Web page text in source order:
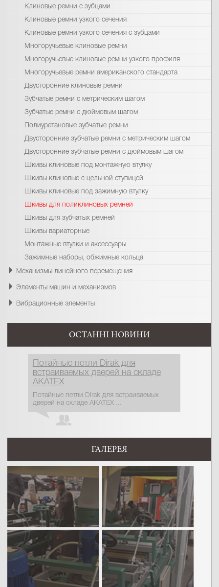
Клиновые ремни с зубцами
Клиновые ремни узкого сечения
Клиновые ремни узкого сечения с зубцами
Многоручьевые клиновые ремни
Многоручьевые клиновые ремни узкого профиля
Многоручьевые ремни американского стандарта
Двусторонние клиновые ремни
Зубчатые ремни с метрическим шагом
Зубчатые ремни с дюймовым шагом
Полиуретановые зубчатые ремни
Двусторонние зубчатые ремни с метрическим шагом
Двусторонние зубчатые ремни с дюймовым шагом
Шкивы клиновые под монтажную втулку
Шкивы клиновые с цельной ступицей
Шкивы клиновые под зажимную втулку
Шкивы для поликлиновых ремней
Шкивы для зубчатых ремней
Шкивы вариаторные
Монтажные втулки и аксессуары
Зажимные наборы, обжимные кольца
Механизмы линейного перемещения
Элементы машин и механизмов
Вибрационные элементы
ОСТАННІ НОВИНИ
Потайные петли Dirak для
встраиваемых дверей на складе
АКАТЕХ
Потайные петли Dirak для встраиваемых
дверей на складе АКАТЕХ ...
ГАЛЕРЕЯ